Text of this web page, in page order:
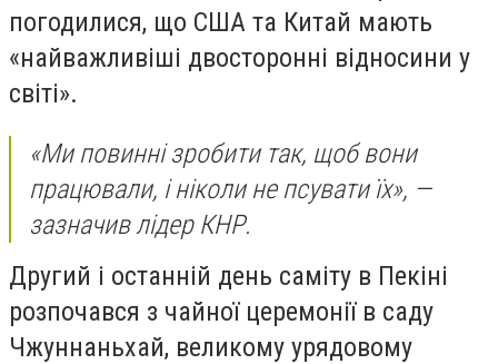
погодилися, що США та Китай мають
«найважливіші двосторонні відносини у
світі».
«Ми повинні зробити так, щоб вони
працювали, і ніколи не псувати їх», —
зазначив лідер КНР.
Другий і останній день саміту в Пекіні
розпочався з чайної церемонії в саду
Чжуннаньхай, великому урядовому